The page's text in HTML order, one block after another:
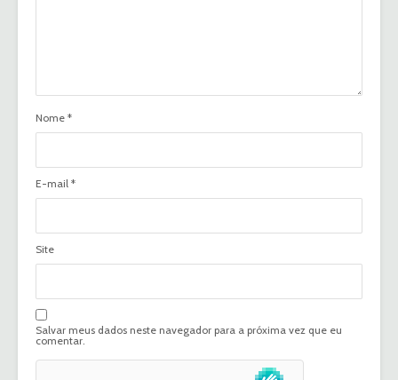
Nome *
E-mail *
Site
Salvar meus dados neste navegador para a próxima vez que eu
comentar.